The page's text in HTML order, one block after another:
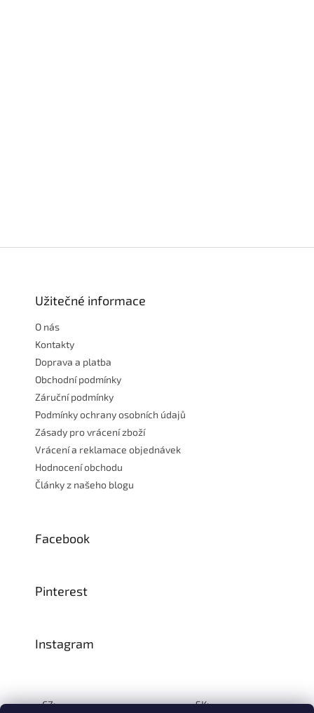
Užitečné informace
O nás
Kontakty
Doprava a platba
Obchodní podmínky
Záruční podmínky
Podmínky ochrany osobních údajů
Zásady pro vrácení zboží
Vrácení a reklamace objednávek
Hodnocení obchodu
Články z našeho blogu
Facebook
Pinterest
Instagram
CZ: SK: